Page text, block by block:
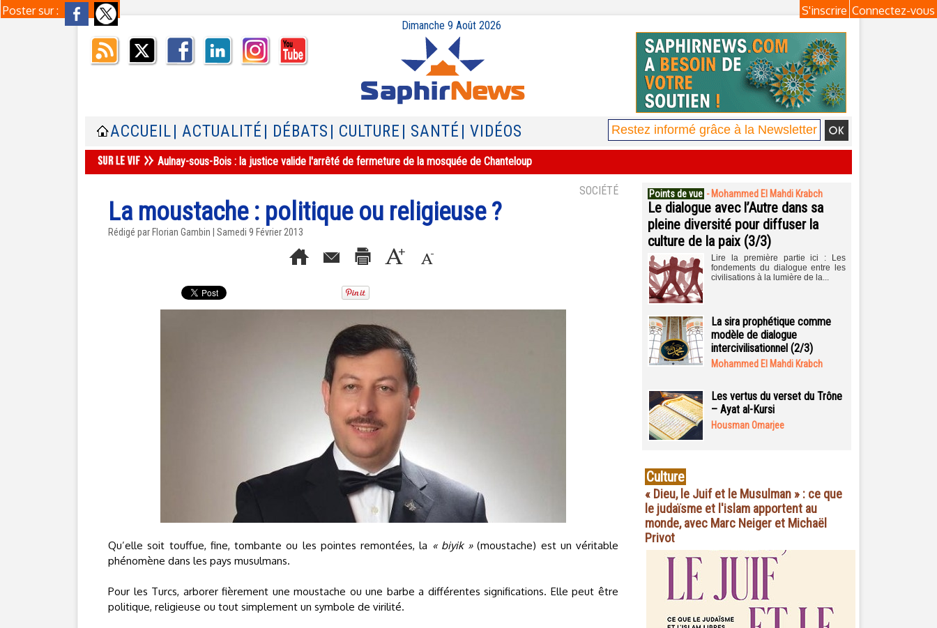
Poster sur : Connectez-vous
S'inscrire
Dimanche 9 Août 2026
ACCUEIL | ACTUALITÉ | DÉBATS | CULTURE | SANTÉ | VIDÉOS
Aulnay-sous-Bois : la justice valide l'arrêté de fermeture de la mosquée de Chanteloup
SOCIÉTÉ
La moustache : politique ou religieuse ?
Rédigé par Florian Gambin | Samedi 9 Février 2013
Qu’elle soit touffue, fine, tombante ou les pointes remontées, la « biyik »(moustache) est un véritable
phénomène dans les pays musulmans.
Pour les Turcs, arborer fièrement une moustache ou une barbe a différentes significations. Elle peut être
politique, religieuse ou tout simplement un symbole de virilité.
Points de vue - Mohammed El Mahdi Krabch
Le dialogue avec l’Autre dans sa
pleine diversité pour diffuser la
culture de la paix (3/3)
Lire la première partie ici : Les
fondements du dialogue entre les
civilisations à la lumière de la...
La sira prophétique comme
modèle de dialogue
intercivilisationnel (2/3)
Mohammed El Mahdi Krabch
Les vertus du verset du Trône
– Ayat al-Kursi
Housman Omarjee
Culture
« Dieu, le Juif et le Musulman » : ce que
le judaïsme et l'islam apportent au
monde, avec Marc Neiger et Michaël
Privot